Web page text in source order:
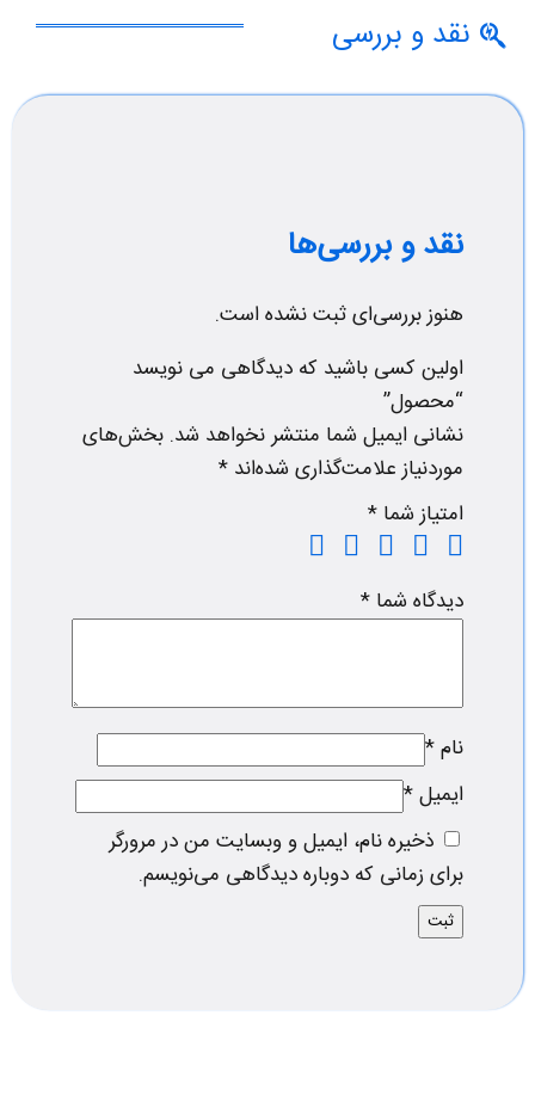
نقد و بررسی
نقد و بررسی‌ها
هنوز بررسی‌ای ثبت نشده است.
اولین کسی باشید که دیدگاهی می نویسد
“محصول”
نشانی ایمیل شما منتشر نخواهد شد. بخش‌های
موردنیاز علامت‌گذاری شده‌اند *
امتیاز شما *
دیدگاه شما *
نام*
ایمیل*
ذخیره نام، ایمیل و وبسایت من در مرورگر
برای زمانی که دوباره دیدگاهی می‌نویسم.